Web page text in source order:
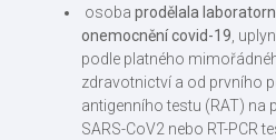
osoba prodělala
onemocnění covid-19,
podle platného
zdravotnictví a od prvního
antigenního testu (RAT) na
SARS-CoV2 nebo RT-PCR